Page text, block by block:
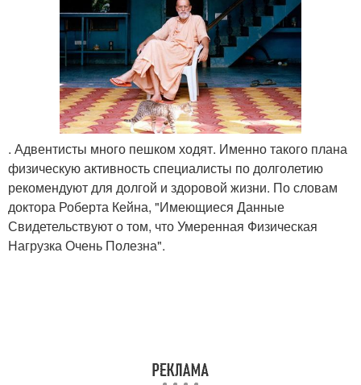
. Адвентисты много пешком ходят. Именно такого плана
физическую активность специалисты по долголетию
рекомендуют для долгой и здоровой жизни. По словам
доктора Роберта Кейна, "Имеющиеся Данные
Свидетельствуют о том, что Умеренная Физическая
Нагрузка Очень Полезна".